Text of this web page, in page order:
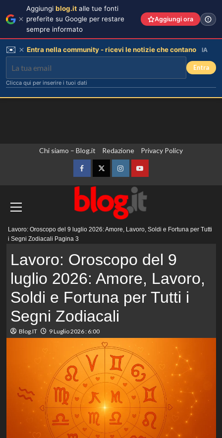
Chi siamo – Blog.it Redazione Privacy Policy
FacebookTwitterInstagramYouTube
principale
Lavoro: Oroscopo del 9 luglio 2026: Amore, Lavoro, Soldi e Fortuna per Tutti
i Segni Zodiacali Pagina 3
Lavoro: Oroscopo del 9
luglio 2026: Amore, Lavoro,
Soldi e Fortuna per Tutti i
Segni Zodiacali
Blog.IT 9 Luglio 2026 : 6:00
Aggiungi blog.it alle tue fonti
preferite su Google per restare
sempre informato
Aggiungi ora
✉️ Entra nella community - ricevi le notizie che contano IA
Entra
Clicca qui per inserire i tuoi dati